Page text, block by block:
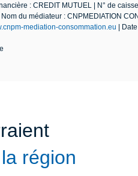
: CREDIT MUTUEL | N° de
du médiateur : CNPMEDIATION
mediation-consommation.eu |
région